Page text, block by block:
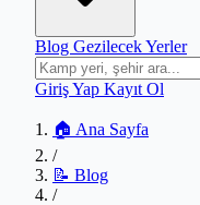
Blog Gezilecek Yerler
Giriş Yap Kayıt Ol
🏠 Ana Sayfa
/
📝 Blog
/